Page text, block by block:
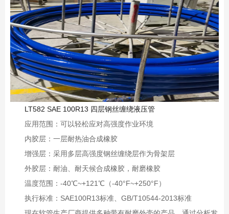
LT582 SAE 100R13 四层钢丝缠绕液压管
应用范围：可以轻松应对高强度作业环境
内胶层：一层耐热油合成橡胶
增强层：采用多层高强度钢丝缠绕层作为骨架层
外胶层：耐油、耐天候合成橡胶，耐磨橡胶
温度范围： -40℃~+121℃（-40°F~+250°F）
执行标准： SAE100R13标准、 GB/T10544-2013标准